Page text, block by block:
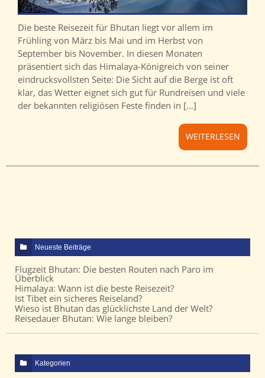
Die beste Reisezeit für Bhutan liegt vor allem im
Frühling von März bis Mai und im Herbst von
September bis November. In diesen Monaten
präsentiert sich das Himalaya-Königreich von seiner
eindrucksvollsten Seite: Die Sicht auf die Berge ist oft
klar, das Wetter eignet sich gut für Rundreisen und viele
der bekannten religiösen Feste finden in […]
WEITERLESEN
Neueste Beiträge
Flugzeit Bhutan: Die besten Routen nach Paro im
Überblick
Himalaya: Wann ist die beste Reisezeit?
Ist Tibet ein sicheres Reiseland?
Wieso ist Bhutan das glücklichste Land der Welt?
Reisedauer Bhutan: Wie lange bleiben?
Kategorien